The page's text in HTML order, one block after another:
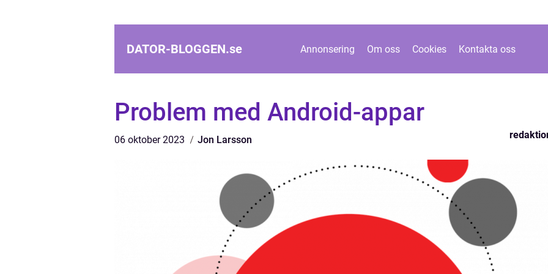
DATOR-BLOGGEN.se Annonsering Om oss Cookies Kontakta oss
Problem med Android-appar
06 oktober 2023 Jon Larsson